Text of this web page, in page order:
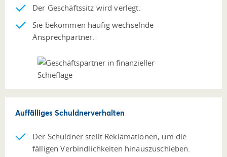
Der Geschäftssitz wird verlegt.
Sie bekommen häufig wechselnde
Ansprechpartner.
Auffälliges Schuldnerverhalten
Der Schuldner stellt Reklamationen, um die
fälligen Verbindlichkeiten hinauszuschieben.